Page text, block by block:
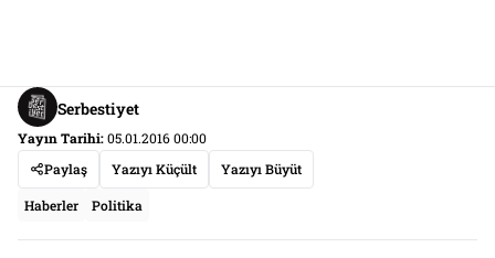
Serbestiyet
Yayın Tarihi:05.01.2016 00:00
Paylaş
Yazıyı Küçült Yazıyı Büyüt
Haberler Politika